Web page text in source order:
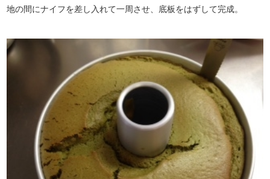
地の間にナイフを差し入れて一周させ、底板をはずして完成。